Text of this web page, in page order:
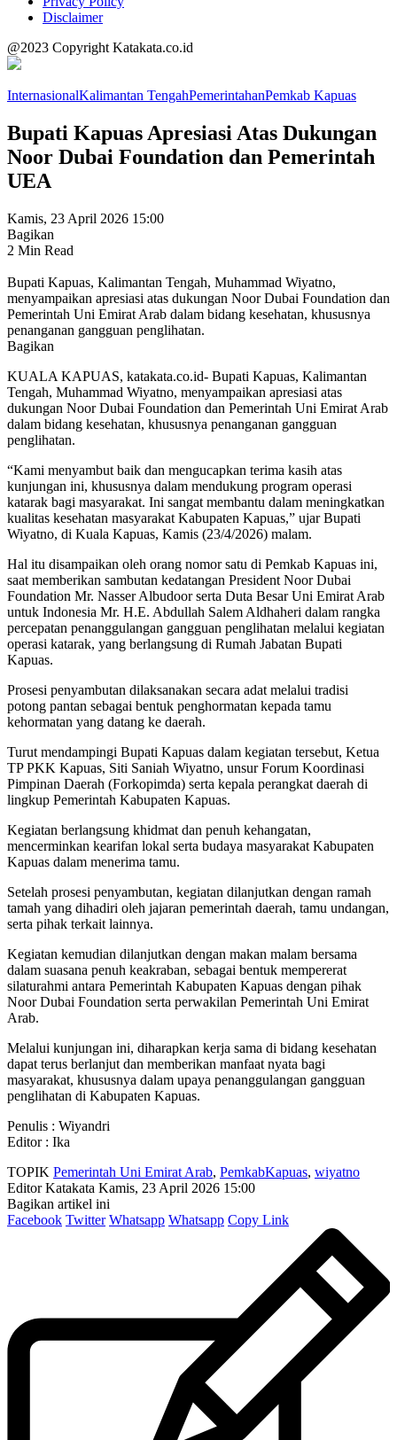
Disclaimer
@2023 Copyright Katakata.co.id
InternasionalKalimantan TengahPemerintahanPemkab Kapuas
Bupati Kapuas Apresiasi Atas Dukungan
Noor Dubai Foundation dan Pemerintah
UEA
Kamis, 23 April 2026 15:00
Bagikan
2 Min Read
Bupati Kapuas, Kalimantan Tengah, Muhammad Wiyatno,
menyampaikan apresiasi atas dukungan Noor Dubai Foundation dan
Pemerintah Uni Emirat Arab dalam bidang kesehatan, khususnya
penanganan gangguan penglihatan.
Bagikan
KUALA KAPUAS, katakata.co.id- Bupati Kapuas, Kalimantan
Tengah, Muhammad Wiyatno, menyampaikan apresiasi atas
dukungan Noor Dubai Foundation dan Pemerintah Uni Emirat Arab
dalam bidang kesehatan, khususnya penanganan gangguan
penglihatan.
“Kami menyambut baik dan mengucapkan terima kasih atas
kunjungan ini, khususnya dalam mendukung program operasi
katarak bagi masyarakat. Ini sangat membantu dalam meningkatkan
kualitas kesehatan masyarakat Kabupaten Kapuas,” ujar Bupati
Wiyatno, di Kuala Kapuas, Kamis (23/4/2026) malam.
Hal itu disampaikan oleh orang nomor satu di Pemkab Kapuas ini,
saat memberikan sambutan kedatangan President Noor Dubai
Foundation Mr. Nasser Albudoor serta Duta Besar Uni Emirat Arab
untuk Indonesia Mr. H.E. Abdullah Salem Aldhaheri dalam rangka
percepatan penanggulangan gangguan penglihatan melalui kegiatan
operasi katarak, yang berlangsung di Rumah Jabatan Bupati
Kapuas.
Prosesi penyambutan dilaksanakan secara adat melalui tradisi
potong pantan sebagai bentuk penghormatan kepada tamu
kehormatan yang datang ke daerah.
Turut mendampingi Bupati Kapuas dalam kegiatan tersebut, Ketua
TP PKK Kapuas, Siti Saniah Wiyatno, unsur Forum Koordinasi
Pimpinan Daerah (Forkopimda) serta kepala perangkat daerah di
lingkup Pemerintah Kabupaten Kapuas.
Kegiatan berlangsung khidmat dan penuh kehangatan,
mencerminkan kearifan lokal serta budaya masyarakat Kabupaten
Kapuas dalam menerima tamu.
Setelah prosesi penyambutan, kegiatan dilanjutkan dengan ramah
tamah yang dihadiri oleh jajaran pemerintah daerah, tamu undangan,
serta pihak terkait lainnya.
Kegiatan kemudian dilanjutkan dengan makan malam bersama
dalam suasana penuh keakraban, sebagai bentuk mempererat
silaturahmi antara Pemerintah Kabupaten Kapuas dengan pihak
Noor Dubai Foundation serta perwakilan Pemerintah Uni Emirat
Arab.
Melalui kunjungan ini, diharapkan kerja sama di bidang kesehatan
dapat terus berlanjut dan memberikan manfaat nyata bagi
masyarakat, khususnya dalam upaya penanggulangan gangguan
penglihatan di Kabupaten Kapuas.
Penulis : Wiyandri
Editor : Ika
TOPIK Pemerintah Uni Emirat Arab, PemkabKapuas, wiyatno
Editor Katakata Kamis, 23 April 2026 15:00
Bagikan artikel ini
Facebook Twitter Whatsapp Whatsapp Copy Link